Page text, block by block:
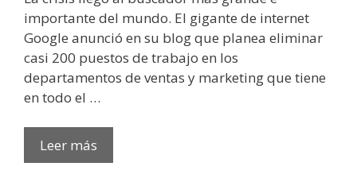
importante del mundo. El gigante de internet
Google anunció en su blog que planea eliminar
casi 200 puestos de trabajo en los
departamentos de ventas y marketing que tiene
en todo el …
Leer más